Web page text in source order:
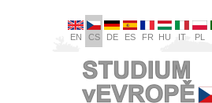
EN CS DE ES FR HU IT PL